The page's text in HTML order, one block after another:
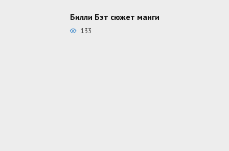
Билли Бэт сюжет манги
133